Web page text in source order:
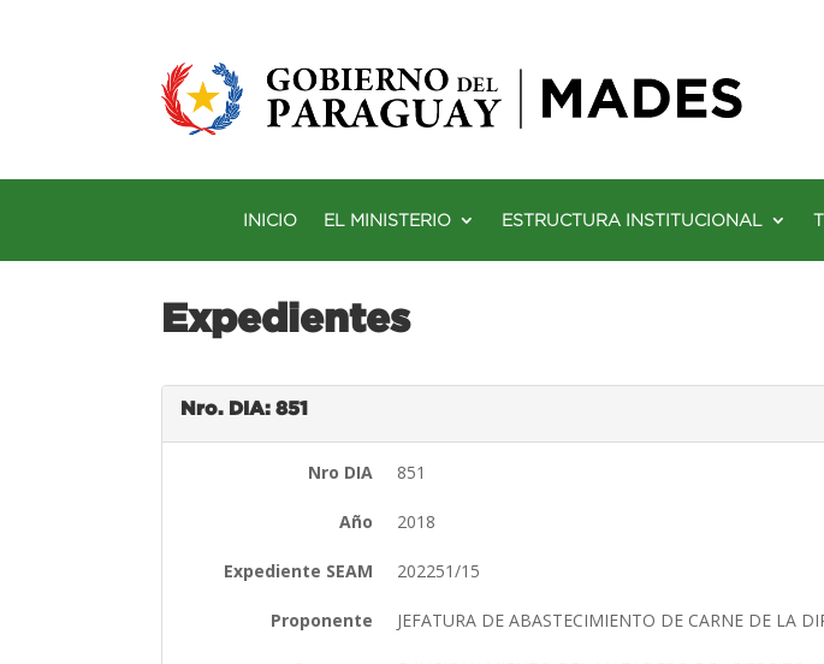
INICIO EL MINISTERIO ESTRUCTURA INSTITUCIONAL
Expedientes
Nro. DIA: 851
Nro DIA 851
Año 2018
Expediente SEAM 202251/15
Proponente JEFATURA DE ABASTECIMIENTO DE CARNE DE LA